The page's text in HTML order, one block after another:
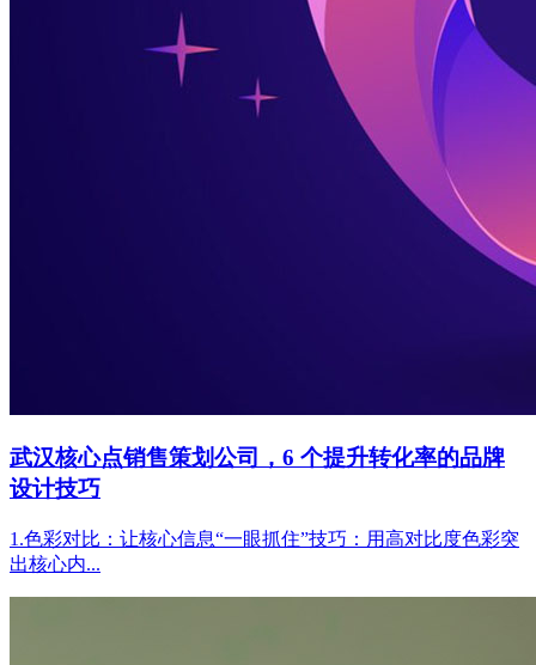
武汉核心点销售策划公司，6 个提升转化率的品牌
设计技巧
1.色彩对比：让核心信息“一眼抓住”技巧：用高对比度色彩突
出核心内...